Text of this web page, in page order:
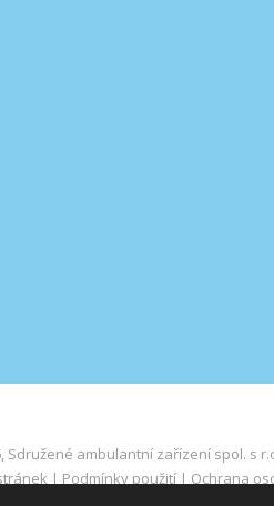
Sdružené ambulantní zařízení spol. s
| Podmínky použití | Ochrana